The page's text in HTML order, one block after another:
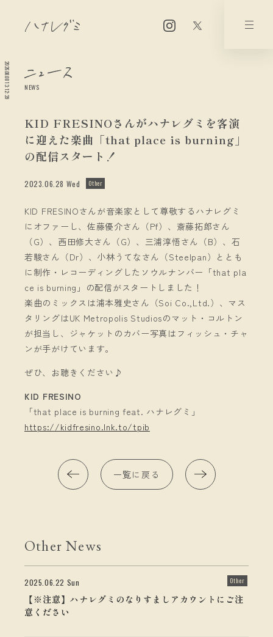
2026.08.08 13:12:39 NEWS
KID FRESINOさんがハナレグミを客演
に迎えた楽曲「that place is burning」
の配信スタート！
2023.06.28 Wed Other
KID FRESINOさんが音楽家として尊敬するハナレグミ
にオファーし、佐藤優介さん（Pf）、斎藤拓郎さん
（G）、西田修大さん（G）、三浦淳悟さん（B）、石
若駿さん（Dr）、小林うてなさん（Steelpan）ととも
に制作・レコーディングしたソウルナンバー「that pla
ce is burning」の配信がスタートしました！
楽曲のミックスは浦本雅史さん（Soi Co.,Ltd.）、マス
タリングはUK Metropolis Studiosのマット・コルトン
が担当し、ジャケットのカバー写真はフィッシュ・チャ
ンが手がけています。
ぜひ、お聴きください♪
KID FRESINO
「that place is burning feat. ハナレグミ」
https://kidfresino.lnk.to/tpib
一覧に戻る
Other News
2025.06.22 Sun Other
【※注意】ハナレグミのなりすましアカウントにご注
意ください